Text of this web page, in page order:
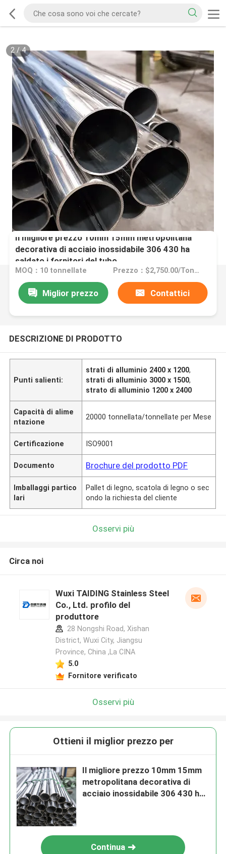
2/4
Il migliore prezzo 10mm 15mm metropolitana
decorativa di acciaio inossidabile 306 430 ha
saldato i fornitori del tubo
MOQ：10 tonnellate Prezzo：$2,750.00/Tons 10-999 Tons
Miglior prezzo Contattici
DESCRIZIONE DI PRODOTTO
Punti salienti:
strati di alluminio 2400 x 1200,
strati di alluminio 3000 x 1500,
strato di alluminio 1200 x 2400
Capacità di alime
ntazione
20000 tonnellata/tonnellate per Mese
Certificazione ISO9001
Documento Brochure del prodotto PDF
Imballaggi partico
lari
Pallet di legno, scatola di legno o sec
ondo la richiesta del cliente
Osservi più
Circa noi
Wuxi TAIDING Stainless Steel
Co., Ltd. profilo del
produttore
28 Nongshi Road, Xishan
District, Wuxi City, Jiangsu
Province, China ,La CINA
5.0
Fornitore verificato
Osservi più
Ottieni il miglior prezzo per
Il migliore prezzo 10mm 15mm
metropolitana decorativa di
acciaio inossidabile 306 430 ha
Continua